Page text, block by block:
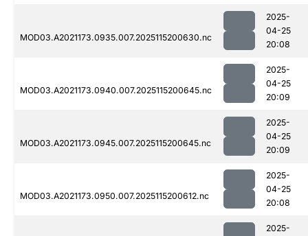
MOD03.A2021173.0935.007.2025115200630.nc
2025-
04-25
20:08
MOD03.A2021173.0940.007.2025115200645.nc
2025-
04-25
20:09
MOD03.A2021173.0945.007.2025115200645.nc
2025-
04-25
20:09
MOD03.A2021173.0950.007.2025115200612.nc
2025-
04-25
20:08
2025-